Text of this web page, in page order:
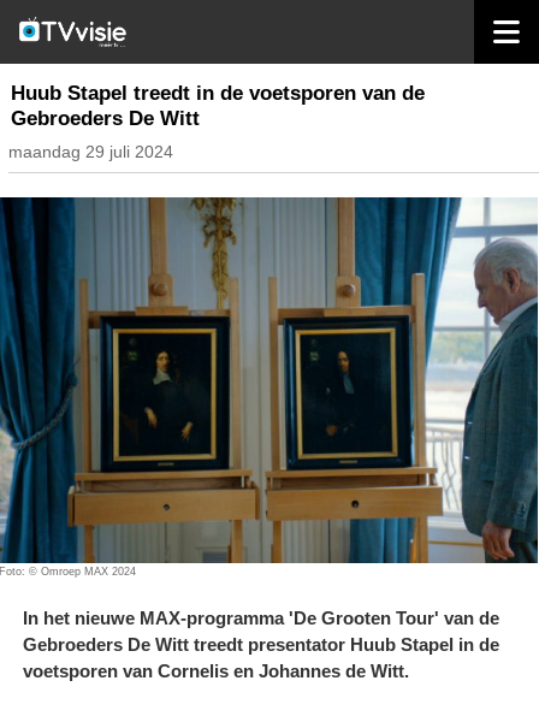
nieuws nederland
Huub Stapel treedt in de voetsporen van de
Gebroeders De Witt
maandag 29 juli 2024
Foto: © Omroep MAX 2024
In het nieuwe MAX-programma 'De Grooten Tour' van de
Gebroeders De Witt treedt presentator Huub Stapel in de
voetsporen van Cornelis en Johannes de Witt.